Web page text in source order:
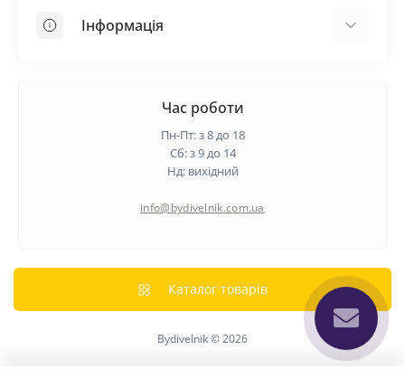
Самовирівнююча суміш
Інформація
Гарантія та повернення
Політика конфіденційності
Час роботи
Пн-Пт: з 8 до 18
Сб: з 9 до 14
Нд: вихідний
info@bydivelnik.com.ua
Каталог товарів
Bydivelnik © 2026